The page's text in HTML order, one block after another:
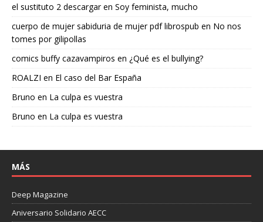
el sustituto 2 descargaren Soy feminista, mucho
cuerpo de mujer sabiduria de mujer pdf librospub en No nos
tomes por gilipollas
comics buffy cazavampiros en ¿Qué es el bullying?
ROALZI en El caso del Bar España
Bruno en La culpa es vuestra
Bruno en La culpa es vuestra
MÁS
Deep Magazine
Aniversario Solidario AECC